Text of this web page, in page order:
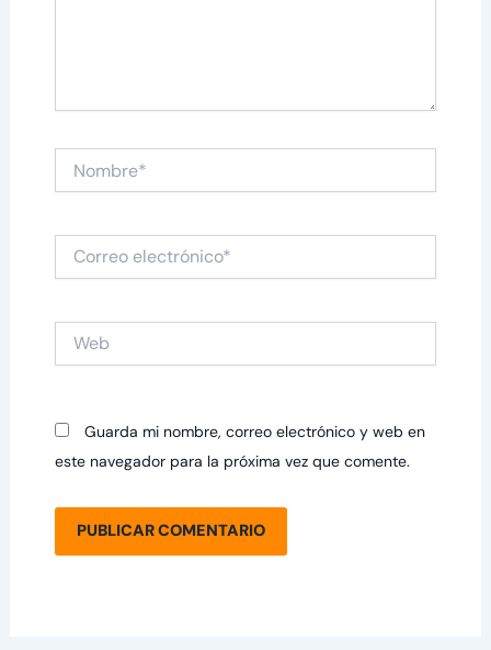
Correo
electrónico*
Guarda mi nombre, correo electrónico y web en
este navegador para la próxima vez que comente.